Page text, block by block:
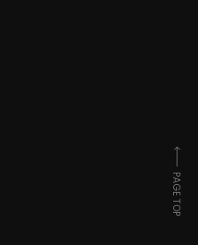
PAGE TOP